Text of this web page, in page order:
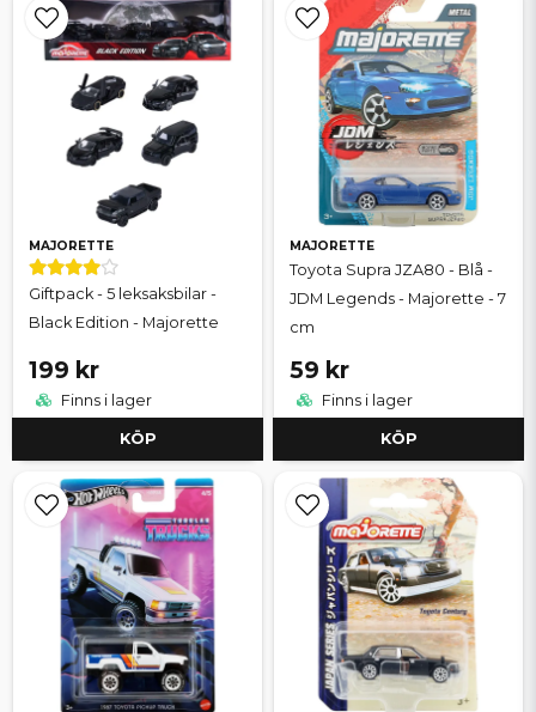
MAJORETTE
Giftpack - 5 leksaksbilar -
Black Edition - Majorette
199 kr
Finns i lager
KÖP
MAJORETTE
Toyota Supra JZA80 - Blå -
JDM Legends - Majorette - 7
cm
59 kr
Finns i lager
KÖP